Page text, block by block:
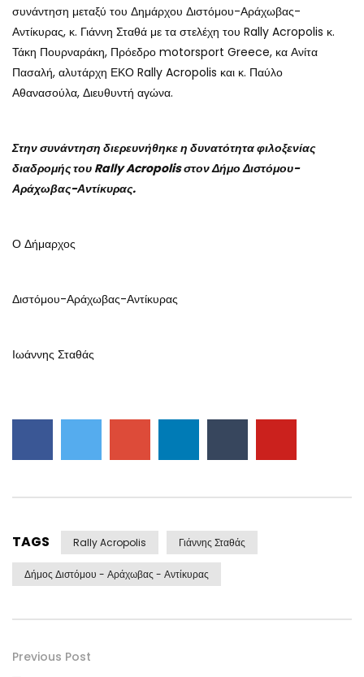
συνάντηση μεταξύ του Δημάρχου Διστόμου-Αράχωβας-
Αντίκυρας, κ. Γιάννη Σταθά με τα στελέχη του Rally Acropolis κ.
Τάκη Πουρναράκη, Πρόεδρο motorsport Greece, κα Ανίτα
Πασαλή, αλυτάρχη ΕΚΟ Rally Acropolis και κ. Παύλο
Αθανασούλα, Διευθυντή αγώνα.
Στην συνάντηση διερευνήθηκε η δυνατότητα φιλοξενίας
διαδρομής του Rally Acropolis στον Δήμο Διστόμου-
Αράχωβας-Αντίκυρας.
Ο Δήμαρχος
Διστόμου-Αράχωβας-Αντίκυρας
Ιωάννης Σταθάς
TAGS Rally Acropolis Γιάννης Σταθάς
Δήμος Διστόμου - Αράχωβας - Αντίκυρας
Previous Post